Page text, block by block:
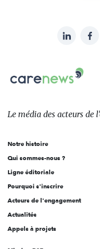
sur:
LinkedIn
Carenews,
Le
des
l'engagement
Le média des acteurs de
Notre histoire
Qui sommes-nous ?
Ligne éditoriale
Pourquoi s'inscrire
Acteurs de l'engagement
Actualités
Appels à projets